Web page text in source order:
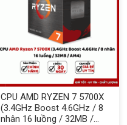
CPU AMD RYZEN 7 5700X
(3.4GHz Boost 4.6GHz / 8
nhân 16 luồng / 32MB /